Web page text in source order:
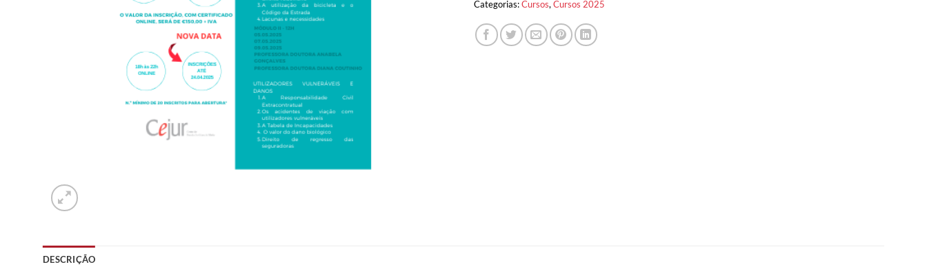
Categorias:Cursos, Cursos 2025
DESCRIÇÃO